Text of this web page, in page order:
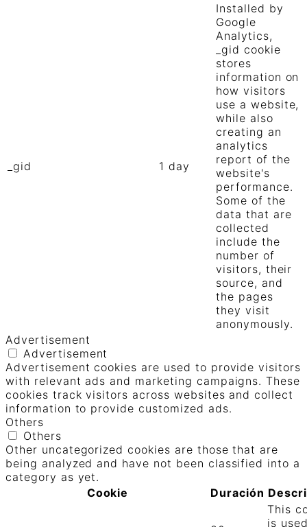
_gid 1 day
Installed by
Google
Analytics,
_gid cookie
stores
information on
how visitors
use a website,
while also
creating an
analytics
report of the
website's
performance.
Some of the
data that are
collected
include the
number of
visitors, their
source, and
the pages
they visit
anonymously.
Advertisement
Advertisement
Advertisement cookies are used to provide visitors
with relevant ads and marketing campaigns. These
cookies track visitors across websites and collect
information to provide customized ads.
Others
Others
Other uncategorized cookies are those that are
being analyzed and have not been classified into a
category as yet.
Cookie
Duración
This
is